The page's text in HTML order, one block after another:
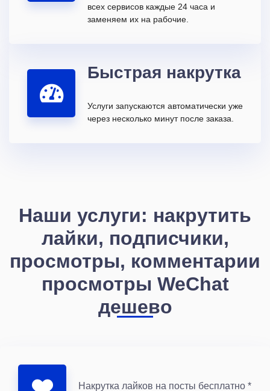
всех сервисов каждые 24 часа и
заменяем их на рабочие.
Быстрая накрутка
Услуги запускаются автоматически уже
через несколько минут после заказа.
Наши услуги: накрутить
лайки, подписчики,
просмотры, комментарии
просмотры WeChat
дешево
Накрутка лайков на посты бесплатно *